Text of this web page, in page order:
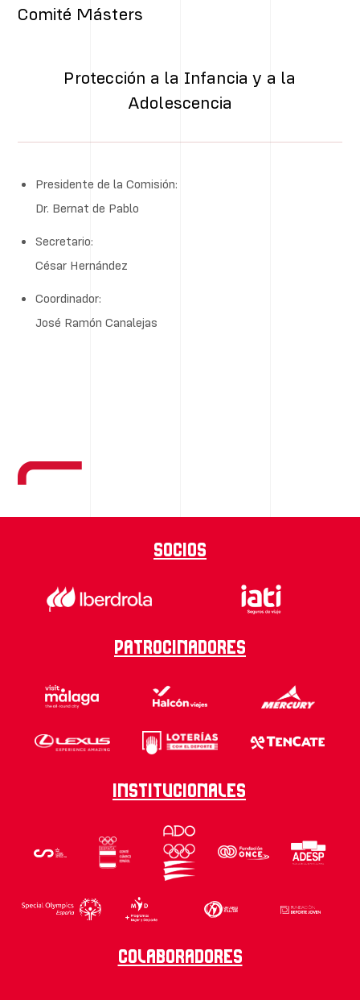
Comité Másters
Protección a la Infancia y a la
Adolescencia
Presidente de la Comisión:
Dr. Bernat de Pablo
Secretario:
César Hernández
Coordinador:
José Ramón Canalejas
Socios
Patrocinadores
Institucionales
Colaboradores